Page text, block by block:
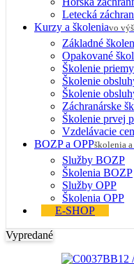
Letecká
Kurzy a školeniavo
Základné
Opakované
Školenie
Školenie
Školenie
Záchranárske
Školenie prvej
Vzdelávacie
BOZP a OPPškolenia
Služby BOZP
Školenia BOZP
Služby OPP
Školenia OPP
E-SHOP
Vypredané